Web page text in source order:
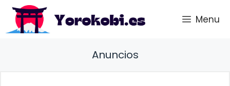
Saltar
contenido
Menu
Anuncios